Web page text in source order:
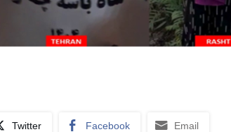
Twitter Facebook Email